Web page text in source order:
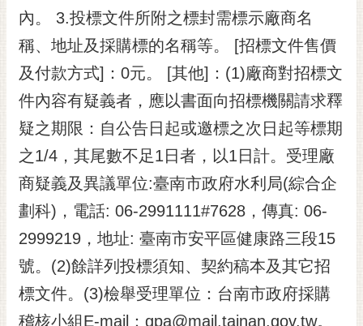
內。 3.投標文件所附之標封需標示廠商名
稱、地址及採購標的名稱等。 [招標文件售價
及付款方式]：0元。 [其他]：(1)廠商對招標文
件內容有疑義者，應以書面向招標機關請求釋
疑之期限：自公告日起或邀標之次日起等標期
之1/4，其尾數不足1日者，以1日計。受理廠
商疑義及異議單位:臺南市政府水利局(綜合企
劃科)，電話: 06-2991111#7628，傳真: 06-
2999219，地址: 臺南市安平區健康路三段15
號。(2)餘詳列投標須知、契約稿本及其它招
標文件。(3)檢舉受理單位：台南市政府採購
稽核小組E-mail：gpa@mail.tainan.gov.tw。